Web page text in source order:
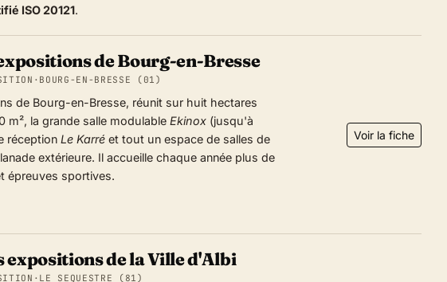
ISO 20121.
de Bourg-en-Bresse
· BOURG-EN-BRESSE (01)
de Bourg-en-Bresse, réunit sur huit hectares
la grande salle modulable Ekinox (jusqu'à
réception Le Karré et tout un espace de salles de
extérieure. Il accueille chaque année plus de
épreuves sportives.
Voir la fiche
expositions de la Ville d'Albi
· LE SEQUESTRE (81)